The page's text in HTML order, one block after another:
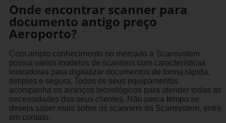
Onde encontrar scanner para
documento antigo preço
Aeroporto?
Com amplo conhecimento no mercado a Scansystem
possui vários modelos de scanners com características
inovadoras para digitalizar documentos de forma rápida,
simples e segura. Todos os seus equipamentos
acompanha os avanços tecnológicos para atender todas as
necessidades dos seus clientes. Não perca tempo se
deseja saber mais sobre os scanners da Scansystem, entre
em contato.